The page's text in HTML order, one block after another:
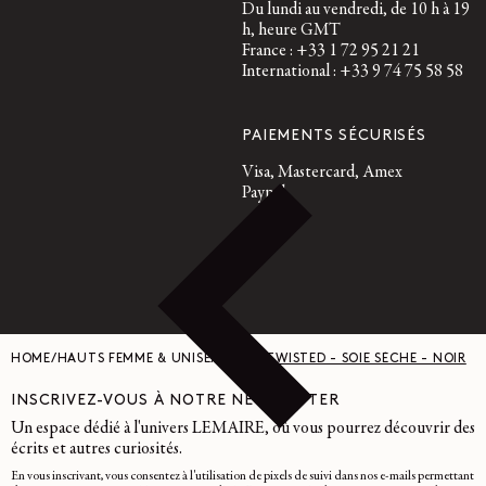
Du lundi au vendredi, de 10 h à 19
h, heure GMT
France : +33 1 72 95 21 21
International : +33 9 74 75 58 58
PAIEMENTS SÉCURISÉS
Visa, Mastercard, Amex
Paypal
HOME/ HAUTS FEMME & UNISEXE TOP TWISTED - SOIE SÈCHE - NOIR
INSCRIVEZ-VOUS À NOTRE NEWSLETTER
Un espace dédié à l'univers LEMAIRE, où vous pourrez découvrir des
écrits et autres curiosités.
En vous inscrivant, vous consentez à l'utilisation de pixels de suivi dans nos e-mails permettant